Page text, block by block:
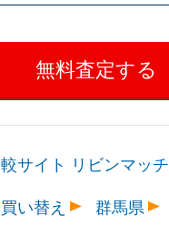
サイト リビンマッチ
い替え
群馬県